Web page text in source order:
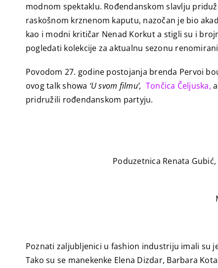
modnom spektaklu. Rođendanskom slavlju
raskošnom krznenom kaputu, nazočan je bio
kao i modni kritičar Nenad Korkut a stigli su i
pogledati kolekcije za aktualnu sezonu
Povodom 27. godine postojanja brenda Pervoi
ovog talk showa ‘U svom filmu’, Tončica Čeljuska,
pridružili rođendanskom partyju.
Poduzetnica Renata
Poznati zaljubljenici u fashion industriju imali su
Tako su se manekenke Elena Dizdar, Barbara